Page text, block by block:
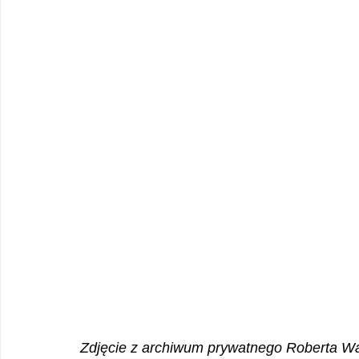
Zdjęcie z archiwum prywatnego Roberta